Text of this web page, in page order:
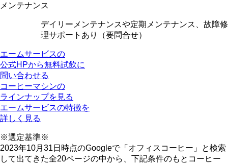
メンテナンス
デイリーメンテナンスや定期メンテナンス、故障修
理サポートあり（要問合せ）
エームサービスの
公式HPから無料試飲に
問い合わせる
コーヒーマシンの
ラインナップを見る
エームサービスの特徴を
詳しく見る
※選定基準※
2023年10月31日時点のGoogleで「オフィスコーヒー」と検索
して出てきた全20ページの中から、下記条件のもとコーヒー